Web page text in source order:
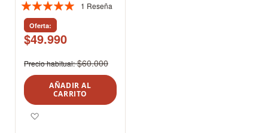
Valoración:
100%
1 Reseña
Oferta
$49.990
Precio habitual $60.000
AÑADIR AL
CARRITO